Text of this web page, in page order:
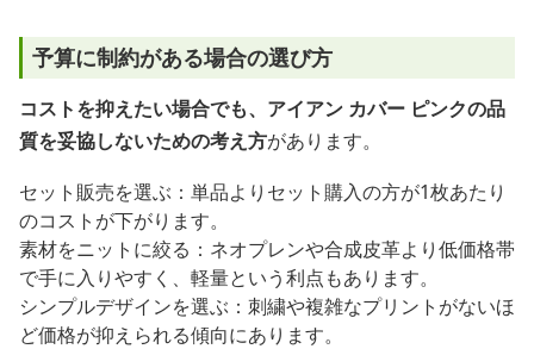
予算に制約がある場合の選び方
コストを抑えたい場合でも、アイアン カバー ピンクの品
質を妥協しないための考え方があります。
セット販売を選ぶ：単品よりセット購入の方が1枚あたり
のコストが下がります。
素材をニットに絞る：ネオプレンや合成皮革より低価格帯
で手に入りやすく、軽量という利点もあります。
シンプルデザインを選ぶ：刺繍や複雑なプリントがないほ
ど価格が抑えられる傾向にあります。